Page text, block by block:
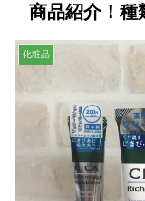
商品紹介！種
化粧品